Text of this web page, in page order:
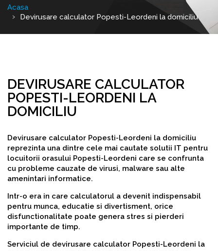
Acasa
Devirusare calculator Popesti-Leordeni la domiciliu
DEVIRUSARE CALCULATOR
POPESTI-LEORDENI LA
DOMICILIU
Devirusare calculator Popesti-Leordeni la domiciliu
reprezinta una dintre cele mai cautate solutii IT pentru
locuitorii orasului Popesti-Leordeni care se confrunta
cu probleme cauzate de virusi, malware sau alte
amenintari informatice.
Intr-o era in care calculatorul a devenit indispensabil
pentru munca, educatie si divertisment, orice
disfunctionalitate poate genera stres si pierderi
importante de timp.
Serviciul de devirusare calculator Popesti-Leordeni la